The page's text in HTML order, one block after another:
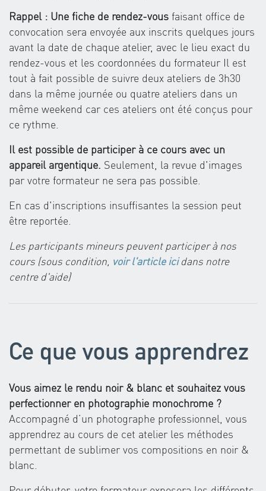
Rappel : Une fiche de rendez-vous faisant office de
convocation sera envoyée aux inscrits quelques jours
avant la date de chaque atelier, avec le lieu exact du
rendez-vous et les coordonnées du formateur Il est
tout à fait possible de suivre deux ateliers de 3h30
dans la même journée ou quatre ateliers dans un
même weekend car ces ateliers ont été conçus pour
ce rythme.
Il est possible de participer à ce cours avec un
appareil argentique. Seulement, la revue d'images
par votre formateur ne sera pas possible.
En cas d'inscriptions insuffisantes la session peut
être reportée.
Les participants mineurs peuvent participer à nos
cours (sous condition, voir l'article icidans notre
centre d'aide)
Ce que vous apprendrez
Vous aimez le rendu noir & blanc et souhaitez vous
perfectionner en photographie monochrome ?
Accompagné d’un photographe professionnel, vous
apprendrez au cours de cet atelier les méthodes
permettant de sublimer vos compositions en noir &
blanc.